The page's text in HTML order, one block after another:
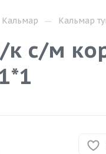
Кальмар — Кальмар
с/м